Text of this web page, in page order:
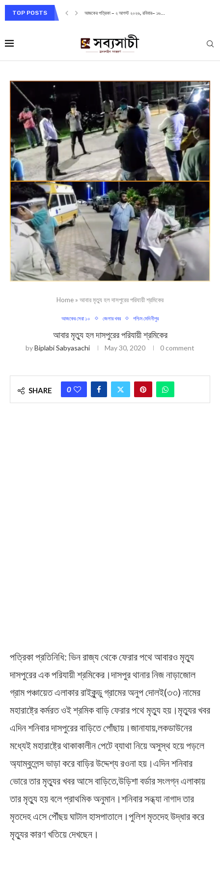
TOP POSTS আজকের পত্রিকা – ২ আগস্ট ২০২৬, রবিবার– ১৬...
Home » আবার মৃত্যু হল দাসপুরের পরিযায়ী শ্রমিকের
আজকের সেরা ১০ জেলার খবর পশ্চিম মেদিনীপুর
আবার মৃত্যু হল দাসপুরের পরিযায়ী শ্রমিকের
byBiplabi Sabyasachi May 30, 2020 0 comment
SHARE 0
পত্রিকা প্রতিনিধি: ভিন রাজ্য থেকে ফেরার পথে আবারও মৃত্যু
দাসপুরের এক পরিযায়ী শ্রমিকের।দাসপুর থানার নিজ নাড়াজোল
গ্রাম পঞ্চায়েত এলাকার রাইকুন্ডু গ্রামের অনুপ দোলই(৩৩) নামের
মহারাষ্ট্রে কর্মরত ওই শ্রমিক বাড়ি ফেরার পথে মৃত্যু হয়।মৃত্যুর খবর
এদিন শনিবার দাসপুরের বাড়িতে পোঁছায়।জানাযায়,লকডাউনের
মধ্যেই মহারাষ্ট্রে থাকাকালীন পেটে ব্যাথা নিয়ে অসুস্থ হয়ে পড়লে
অ্যাম্বুলেন্স ভাড়া করে বাড়ির উদ্দেশ্য রওনা হয়।এদিন শনিবার
ভোরে তার মৃত্যুর খবর আসে বাড়িতে,উড়িশা বর্ডার সংলগ্ন এলাকায়
তার মৃত্যু হয় বলে প্রাথমিক অনুমান।শনিবার সন্ধ্যা নাগাদ তার
মৃতদেহ এসে পৌঁছয় ঘাটাল হাসপাতালে।পুলিশ মৃতদেহ উদ্ধার করে
মৃত্যুর কারণ খতিয়ে দেখছেন।